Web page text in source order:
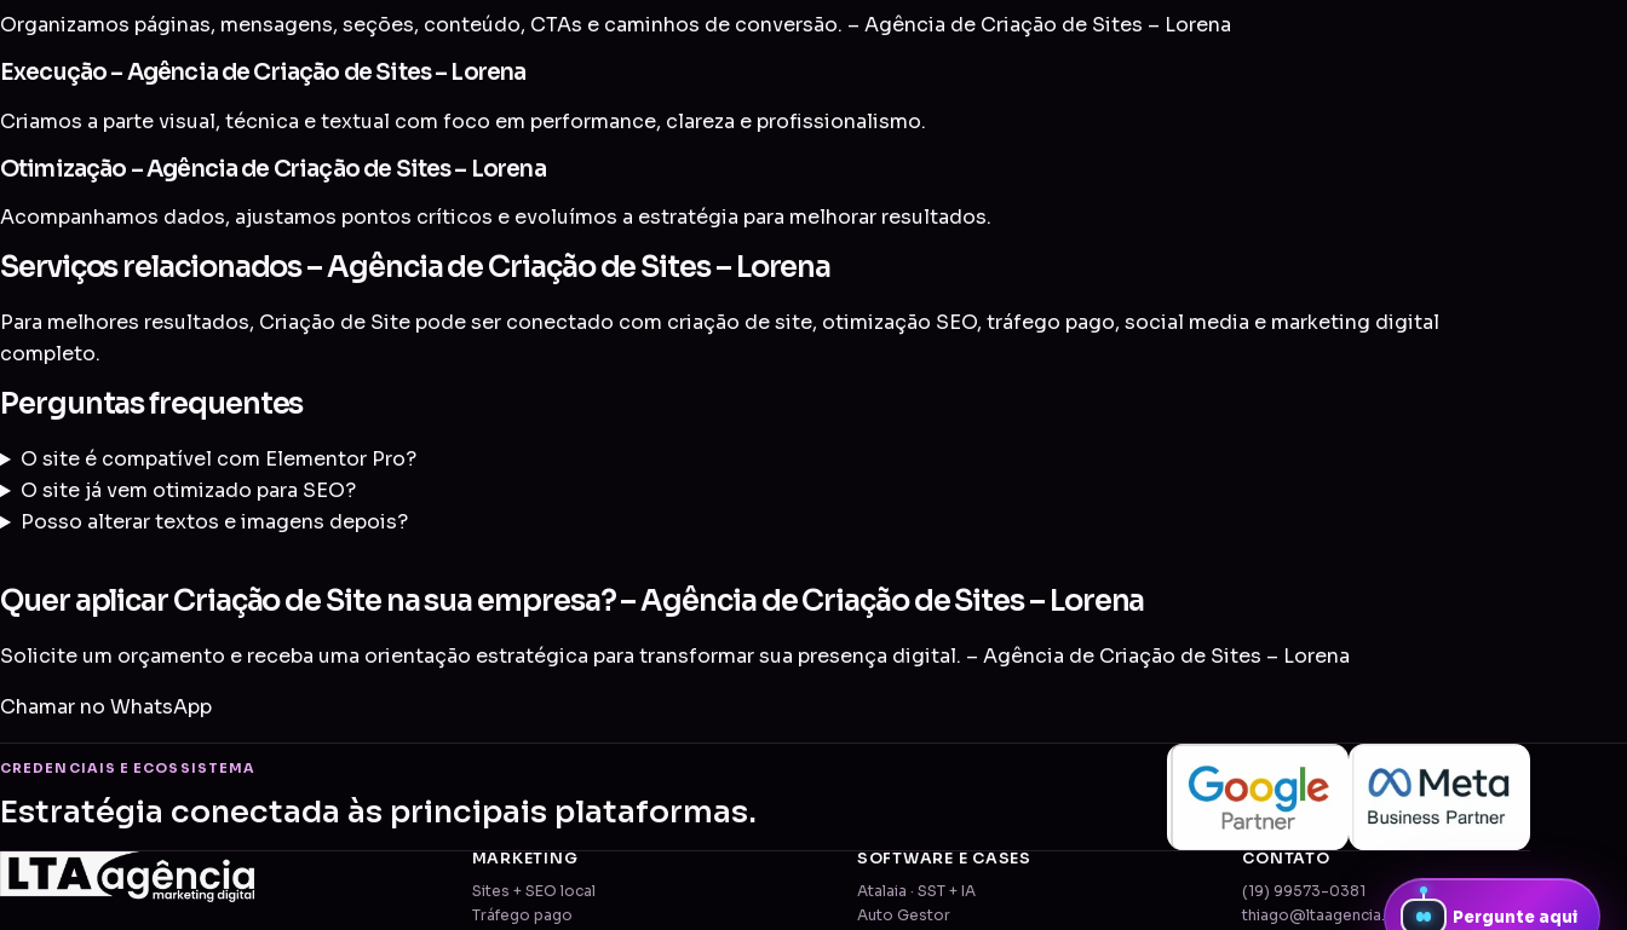
Organizamos páginas, mensagens, seções, conteúdo, CTAs e caminhos de conversão. – Agência de Criação de Sites – Lorena
Execução – Agência de Criação de Sites – Lorena
Criamos a parte visual, técnica e textual com foco em performance, clareza e profissionalismo.
Otimização – Agência de Criação de Sites – Lorena
Acompanhamos dados, ajustamos pontos críticos e evoluímos a estratégia para melhorar resultados.
Serviços relacionados – Agência de Criação de Sites – Lorena
Para melhores resultados, Criação de Site pode ser conectado com criação de site, otimização SEO, tráfego pago, social media e marketing digital
completo.
Perguntas frequentes
O site é compatível com Elementor Pro?
O site já vem otimizado para SEO?
Posso alterar textos e imagens depois?
Quer aplicar Criação de Site na sua empresa? – Agência de Criação de Sites – Lorena
Solicite um orçamento e receba uma orientação estratégica para transformar sua presença digital. – Agência de Criação de Sites – Lorena
Chamar no WhatsApp
CREDENCIAIS E ECOSSISTEMA
Estratégia conectada às principais plataformas.
MARKETING
Sites + SEO local
Tráfego pago
SOFTWARE E CASES
Atalaia · SST + IA
Auto Gestor
CONTATO
(19) 99573-0381
thiago@ltaagencia.com.br
Pergunte aqui